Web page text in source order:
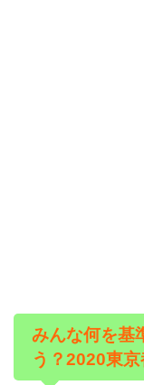
みんな何を基
う？2020東